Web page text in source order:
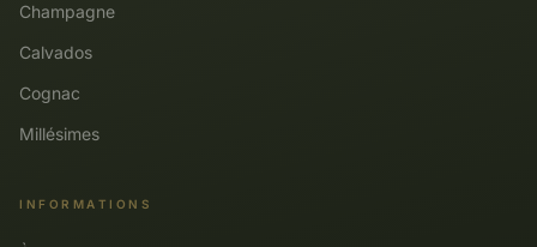
Champagne
Calvados
Cognac
Millésimes
INFORMATIONS